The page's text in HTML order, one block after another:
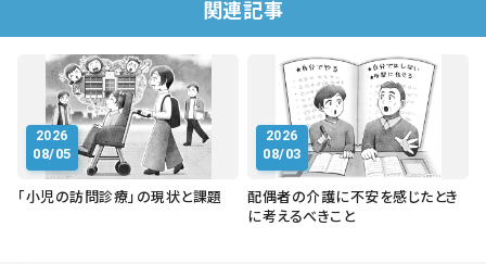
関連記事
2026
08/05
「小児の訪問診療」の現状と課題
2026
08/03
配偶者の介護に不安を感じたとき
に考えるべきこと